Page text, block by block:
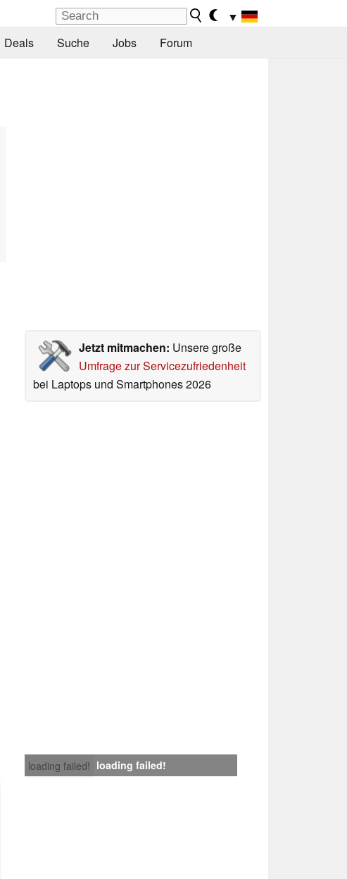
▼
Deals Suche Jobs Forum
Jetzt mitmachen: Unsere große
Umfrage zur Servicezufriedenheit
bei Laptops und Smartphones 2026
loading failed! loading failed!